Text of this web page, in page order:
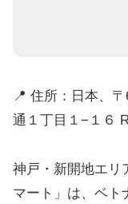
📍 住所：日本、
通１丁目１−１６
神戸・新開地エリ
マート」は、ベト